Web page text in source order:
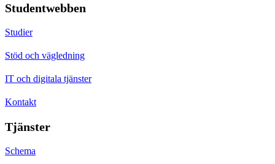
Studentwebben
Studier
Stöd och vägledning
IT och digitala tjänster
Kontakt
Tjänster
Schema